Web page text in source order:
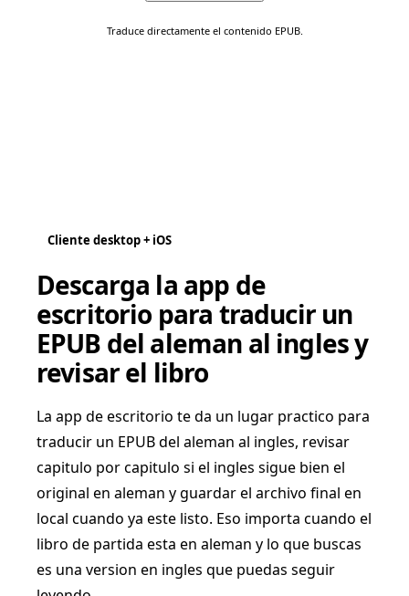
Traduce directamente el contenido EPUB.
Cliente desktop + iOS
Descarga la app de
escritorio para traducir un
EPUB del aleman al ingles y
revisar el libro
La app de escritorio te da un lugar practico para
traducir un EPUB del aleman al ingles, revisar
capitulo por capitulo si el ingles sigue bien el
original en aleman y guardar el archivo final en
local cuando ya este listo. Eso importa cuando el
libro de partida esta en aleman y lo que buscas
es una version en ingles que puedas seguir